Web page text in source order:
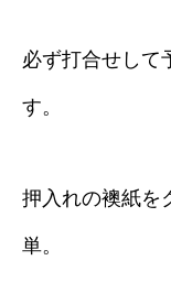
必ず打合せして
す。
押入れの襖紙を
単。